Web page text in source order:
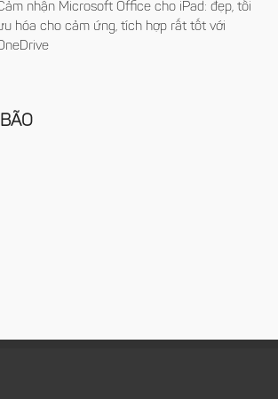
nhận Microsoft Office cho iPad: đẹp, tối
hóa cho cảm ứng, tích hợp rất tốt với